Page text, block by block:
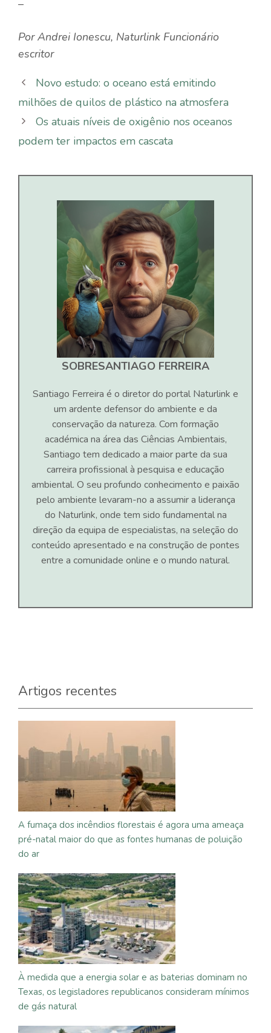
–
PorAndrei Ionescu, Naturlink Funcionário
escritor
Novo estudo: o oceano está emitindo
milhões de quilos de plástico na atmosfera
Os atuais níveis de oxigênio nos oceanos
podem ter impactos em cascata
SOBRESANTIAGO FERREIRA
Santiago Ferreira é o diretor do portal Naturlink e
um ardente defensor do ambiente e da
conservação da natureza. Com formação
académica na área das Ciências Ambientais,
Santiago tem dedicado a maior parte da sua
carreira profissional à pesquisa e educação
ambiental. O seu profundo conhecimento e paixão
pelo ambiente levaram-no a assumir a liderança
do Naturlink, onde tem sido fundamental na
direção da equipa de especialistas, na seleção do
conteúdo apresentado e na construção de pontes
entre a comunidade online e o mundo natural.
Artigos recentes
A fumaça dos incêndios florestais é agora uma ameaça
pré-natal maior do que as fontes humanas de poluição
do ar
À medida que a energia solar e as baterias dominam no
Texas, os legisladores republicanos consideram mínimos
de gás natural